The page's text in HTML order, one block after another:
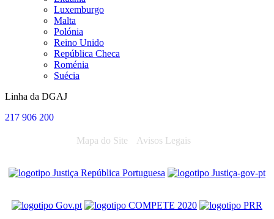
Luxemburgo
Malta
Polónia
Reino Unido
República Checa
Roménia
Suécia
Linha da DGAJ
217 906 200
Mapa do Site Avisos Legais